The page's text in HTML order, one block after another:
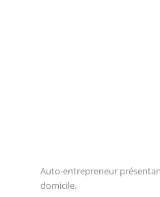
Auto-entrepreneur
domicile.